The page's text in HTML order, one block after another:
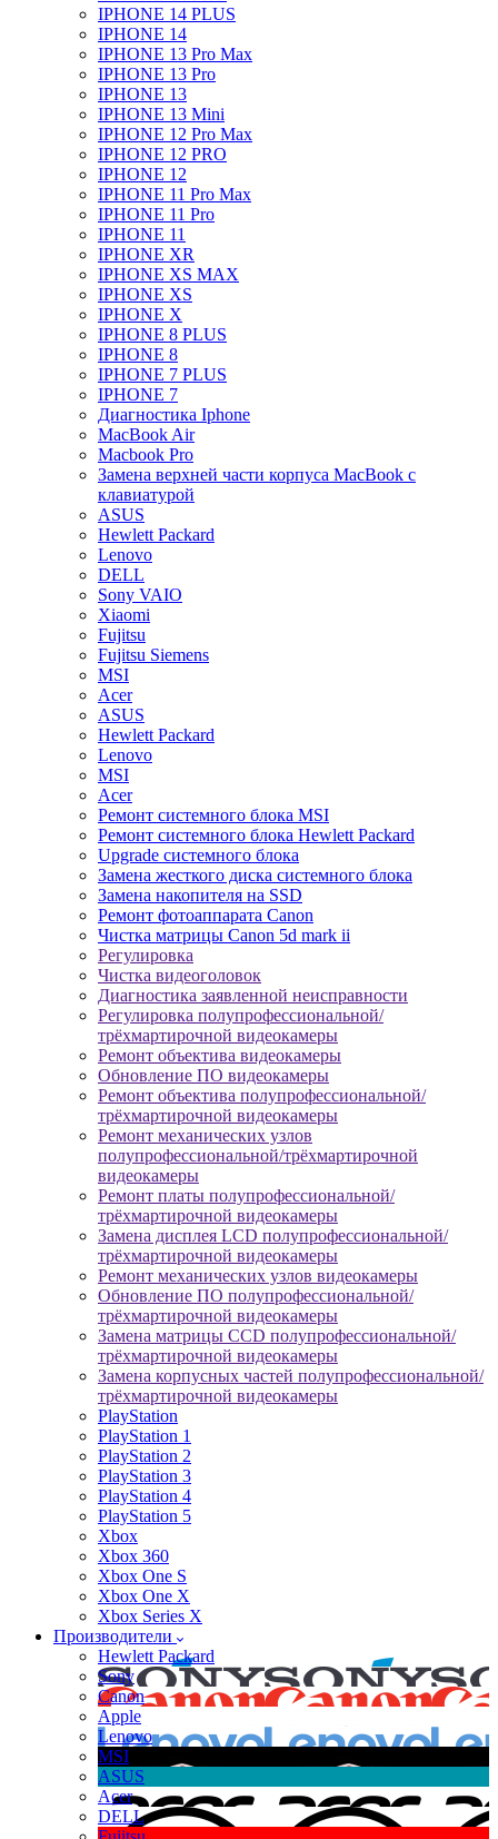
IPHONE 14 PLUS
IPHONE 14
IPHONE 13 Pro Max
IPHONE 13 Pro
IPHONE 13
IPHONE 13 Mini
IPHONE 12 Pro Max
IPHONE 12 PRO
IPHONE 12
IPHONE 11 Pro Max
IPHONE 11 Pro
IPHONE 11
IPHONE XR
IPHONE XS MAX
IPHONE XS
IPHONE X
IPHONE 8 PLUS
IPHONE 8
IPHONE 7 PLUS
IPHONE 7
Диагностика Iphone
MacBook Air
Macbook Pro
Замена верхней части корпуса MacBook с
клавиатурой
ASUS
Hewlett Packard
Lenovo
DELL
Sony VAIO
Xiaomi
Fujitsu
Fujitsu Siemens
MSI
Acer
ASUS
Hewlett Packard
Lenovo
MSI
Acer
Ремонт системного блока MSI
Ремонт системного блока Hewlett Packard
Upgrade системного блока
Замена жесткого диска системного блока
Замена накопителя на SSD
Ремонт фотоаппарата Canon
Чистка матрицы Canon 5d mark ii
Регулировка
Чистка видеоголовок
Диагностика заявленной неисправности
Регулировка полупрофессиональной/
трёхмартирочной видеокамеры
Ремонт объектива видеокамеры
Обновление ПО видеокамеры
Ремонт объектива полупрофессиональной/
трёхмартирочной видеокамеры
Ремонт механических узлов
полупрофессиональной/трёхмартирочной
видеокамеры
Ремонт платы полупрофессиональной/
трёхмартирочной видеокамеры
Замена дисплея LCD полупрофессиональной/
трёхмартирочной видеокамеры
Ремонт механических узлов видеокамеры
Обновление ПО полупрофессиональной/
трёхмартирочной видеокамеры
Замена матрицы CCD полупрофессиональной/
трёхмартирочной видеокамеры
Замена корпусных частей полупрофессиональной/
трёхмартирочной видеокамеры
PlayStation
PlayStation 1
PlayStation 2
PlayStation 3
PlayStation 4
PlayStation 5
Xbox
Xbox 360
Xbox One S
Xbox One X
Xbox Series X
Производители
Hewlett Packard
Sony
Canon
Apple
Lenovo
MSI
ASUS
Acer
DELL